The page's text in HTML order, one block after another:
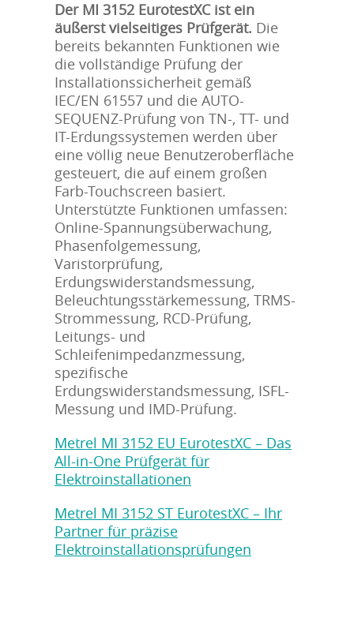
Der MI 3152 EurotestXC ist ein
äußerst vielseitiges Prüfgerät. Die
bereits bekannten Funktionen wie
die vollständige Prüfung der
Installationssicherheit gemäß
IEC/EN 61557 und die AUTO-
SEQUENZ-Prüfung von TN-, TT- und
IT-Erdungssystemen werden über
eine völlig neue Benutzeroberfläche
gesteuert, die auf einem großen
Farb-Touchscreen basiert.
Unterstützte Funktionen umfassen:
Online-Spannungsüberwachung,
Phasenfolgemessung,
Varistorprüfung,
Erdungswiderstandsmessung,
Beleuchtungsstärkemessung, TRMS-
Strommessung, RCD-Prüfung,
Leitungs- und
Schleifenimpedanzmessung,
spezifische
Erdungswiderstandsmessung, ISFL-
Messung und IMD-Prüfung.
Metrel MI 3152 EU EurotestXC – Das
All-in-One Prüfgerät für
Elektroinstallationen
Metrel MI 3152 ST EurotestXC – Ihr
Partner für präzise
Elektroinstallationsprüfungen